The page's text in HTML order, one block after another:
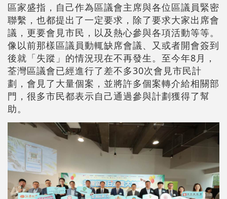
區家盛指，自己作為區議會主席與各位區議員緊密
聯繫，也都提出了一定要求，除了要求大家出席會
議，更要會見市民，以及熱心參與各項活動等等。
像以前那樣區議員動輒缺席會議、又或者開會簽到
後就「失蹤」的情況現在不再發生。至今年8月，
荃灣區議會已經進行了差不多30次會見市民計
劃，會見了大量個案，並將許多個案轉介給相關部
門，很多市民都表示自己通過參與計劃獲得了幫
助。